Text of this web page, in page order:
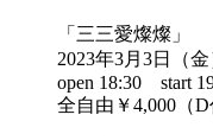
「三三愛燦燦」
2023年3月3日（
open 18:30 start
全自由￥4,000（D